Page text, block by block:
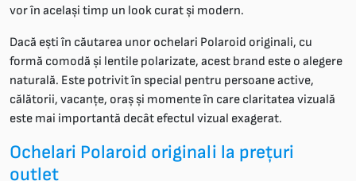
vor în același timp un look curat și modern.
Dacă ești în căutarea unor ochelari Polaroid originali, cu
formă comodă și lentile polarizate, acest brand este o alegere
naturală. Este potrivit în special pentru persoane active,
călătorii, vacanțe, oraș și momente în care claritatea vizuală
este mai importantă decât efectul vizual exagerat.
Ochelari Polaroid originali la prețuri
outlet